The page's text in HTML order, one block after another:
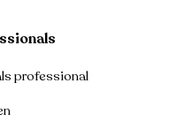
professional